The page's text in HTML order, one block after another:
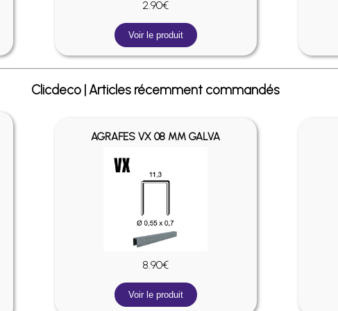
2.90€
Voir le produit
Clicdeco | Articles récemment commandés
AGRAFES VX 08 MM GALVA
8.90€
Voir le produit